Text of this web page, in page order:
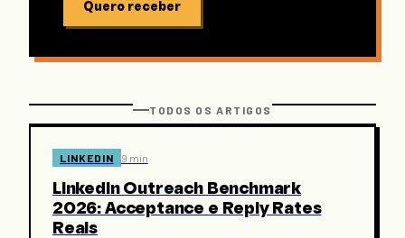
Quero receber
TODOS OS ARTIGOS
LINKEDIN 9 min
LinkedIn Outreach Benchmark
2026: Acceptance e Reply Rates
Reais